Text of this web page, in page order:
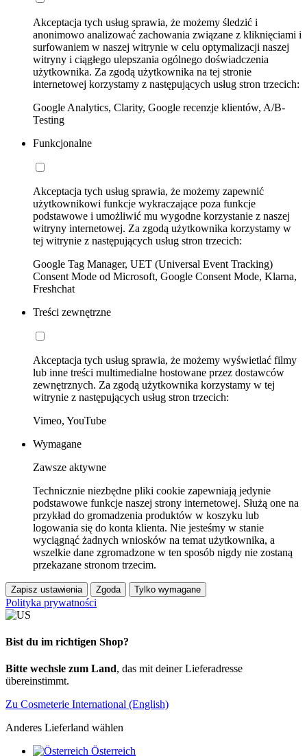
Akceptacja tych usług sprawia, że możemy śledzić i
anonimowo analizować zachowania związane z kliknięciami i
surfowaniem w naszej witrynie w celu optymalizacji naszej
witryny i ciągłego ulepszania ogólnego doświadczenia
użytkownika. Za zgodą użytkownika na tej stronie
internetowej korzystamy z następujących usług stron trzecich:
Google Analytics, Clarity, Google recenzje klientów, A/B-
Testing
Funkcjonalne
Akceptacja tych usług sprawia, że możemy zapewnić
użytkownikowi funkcje wykraczające poza funkcje
podstawowe i umożliwić mu wygodne korzystanie z naszej
witryny internetowej. Za zgodą użytkownika korzystamy w
tej witrynie z następujących usług stron trzecich:
Google Tag Manager, UET (Universal Event Tracking)
Consent Mode od Microsoft, Google Consent Mode, Klarna,
Freshchat
Treści zewnętrzne
Akceptacja tych usług sprawia, że możemy wyświetlać filmy
lub inne treści multimedialne hostowane przez dostawców
zewnętrznych. Za zgodą użytkownika korzystamy w tej
witrynie z następujących usług stron trzecich:
Vimeo, YouTube
Wymagane
Zawsze aktywne
Technicznie niezbędne pliki cookie zapewniają jedynie
podstawowe funkcje naszej strony internetowej. Służą one na
przykład do gromadzenia produktów w koszyku lub
logowania się do konta klienta. Nie jesteśmy w stanie
wyciągnąć żadnych wniosków na temat użytkownika, a
wszelkie dane zgromadzone w ten sposób nigdy nie zostaną
przekazane stronom trzecim.
Zapisz ustawienia Zgoda Tylko wymagane
Polityka prywatności
Bist du im richtigen Shop?
Bitte wechsle zum Land, das mit deiner Lieferadresse
übereinstimmt.
Zu Cosmeterie International (English)
Anderes Lieferland wählen
Österreich